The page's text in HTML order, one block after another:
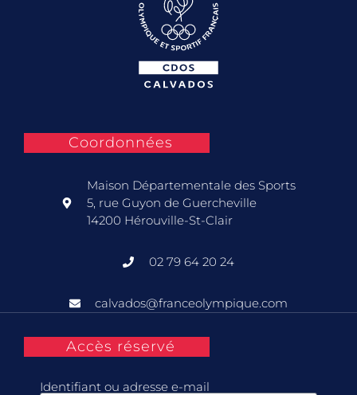
Coordonnées
Maison Départementale des Sports
5, rue Guyon de Guercheville
14200 Hérouville-St-Clair
02 79 64 20 24
calvados@franceolympique.com
Accès réservé
Identifiant ou adresse e-mail